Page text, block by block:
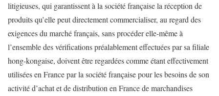
litigieuses, qui garantissent à la société française la réception de
produits qu’elle peut directement commercialiser, au regard des
exigences du marché français, sans procéder elle-même à
l’ensemble des vérifications préalablement effectuées par sa filiale
hong-kongaise, doivent être regardées comme étant effectivement
utilisées en France par la société française pour les besoins de son
activité d’achat et de distribution en France de marchandises